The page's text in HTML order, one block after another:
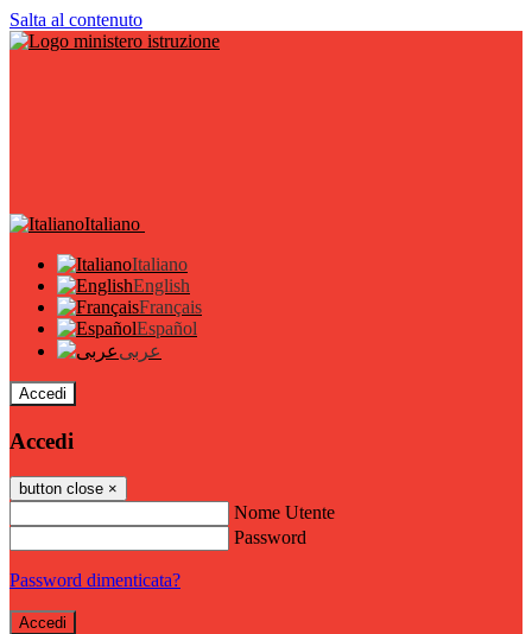
Salta al contenuto
Italiano
Italiano
English
Français
Español
عربى
Accedi
Accedi
button close ×
Nome Utente
Password
Password dimenticata?